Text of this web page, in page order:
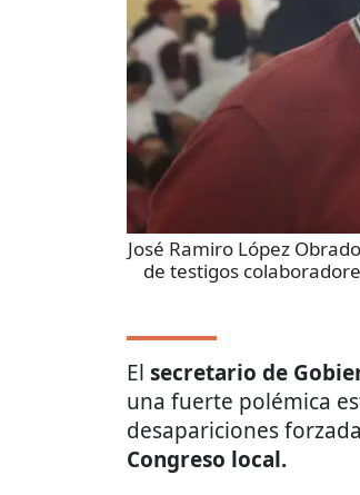
José Ramiro López
de testigos
El secretario de
una fuerte polémica
desapariciones
Congreso local.